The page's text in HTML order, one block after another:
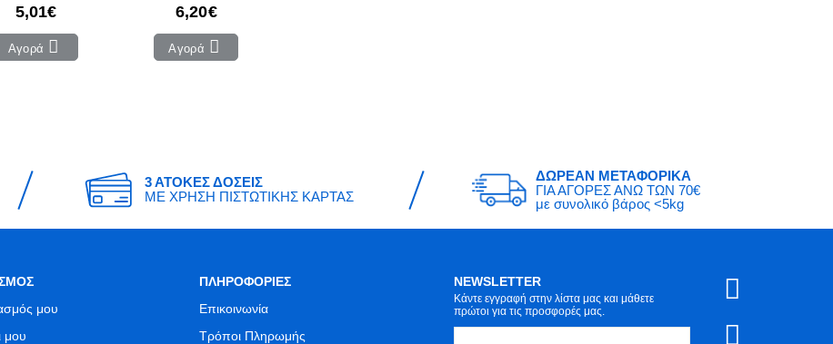
5,01€
Αγορά
6,20€
Αγορά
3 ΑΤΟΚΕΣ ΔΟΣΕΙΣ
ΜΕ ΧΡΗΣΗ ΠΙΣΤΩΤΙΚΗΣ ΚΑΡΤΑΣ
ΔΩΡΕΑΝ ΜΕΤΑΦΟΡΙΚΑ
ΓΙΑ ΑΓΟΡΕΣ ΑΝΩ ΤΩΝ 70€
με συνολικό βάρος <5kg
μου
μου
ΠΛΗΡΟΦΟΡΙΕΣ
Επικοινωνία
Τρόποι Πληρωμής
NEWSLETTER
Κάντε εγγραφή στην λίστα μας και μάθετε
πρώτοι για τις προσφορές μας.